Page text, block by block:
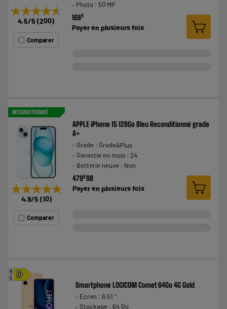
★★★★★
★★★★★
4.5/5 (200)
Comparer
Photo : 50 MP
168€
Payer en plusieurs fois
RECONDITIONNÉ
★★★★★
★★★★★
4.9/5 (10)
Comparer
APPLE iPhone 15 128Go Bleu Reconditionné grade
A+
Grade : GradeAPlus
Garantie en mois : 24
Batterie neuve : Non
479€98
Payer en plusieurs fois
D
A
G
Smartphone LOGICOM Comet 64Go 4G Gold
Ecran : 6,51 "
Stockage : 64 Go